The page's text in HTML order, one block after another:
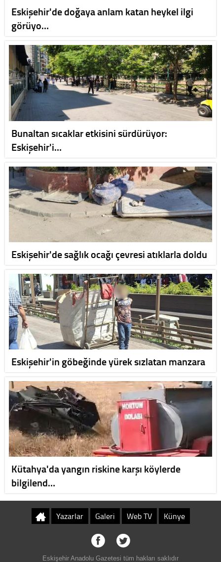
Eskişehir'de doğaya anlam katan heykel ilgi
görüyo…
Bunaltan sıcaklar etkisini sürdürüyor:
Eskişehir'i…
Eskişehir'de sağlık ocağı çevresi atıklarla doldu
Eskişehir'in göbeğinde yürek sızlatan manzara
Kütahya'da yangın riskine karşı köylerde
bilgilend…
Yazarlar Galeri Web TV Künye
Eskişehir Anadolu Gazetesi tüm hakları saklıdır